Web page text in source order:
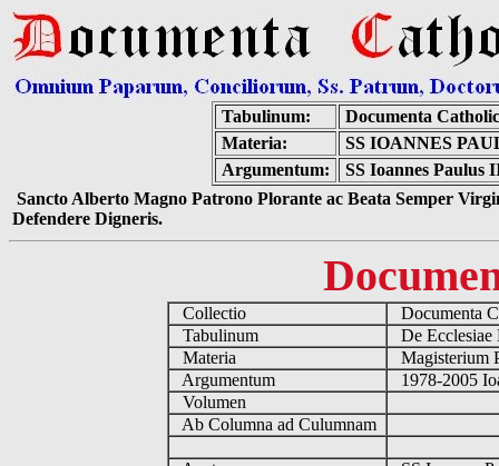
Tabulinum:
Documenta
Materia:
SS IOANNES
Argumentum:
SS Ioannes Paulus
Sancto Alberto Magno Patrono Plorante ac Beata Semper
Defendere Digneris.
Collectio
Documenta
Tabulinum
De
Materia
Magisterium
Argumentum
1978-2005
Volumen
Ab Columna ad Culumnam